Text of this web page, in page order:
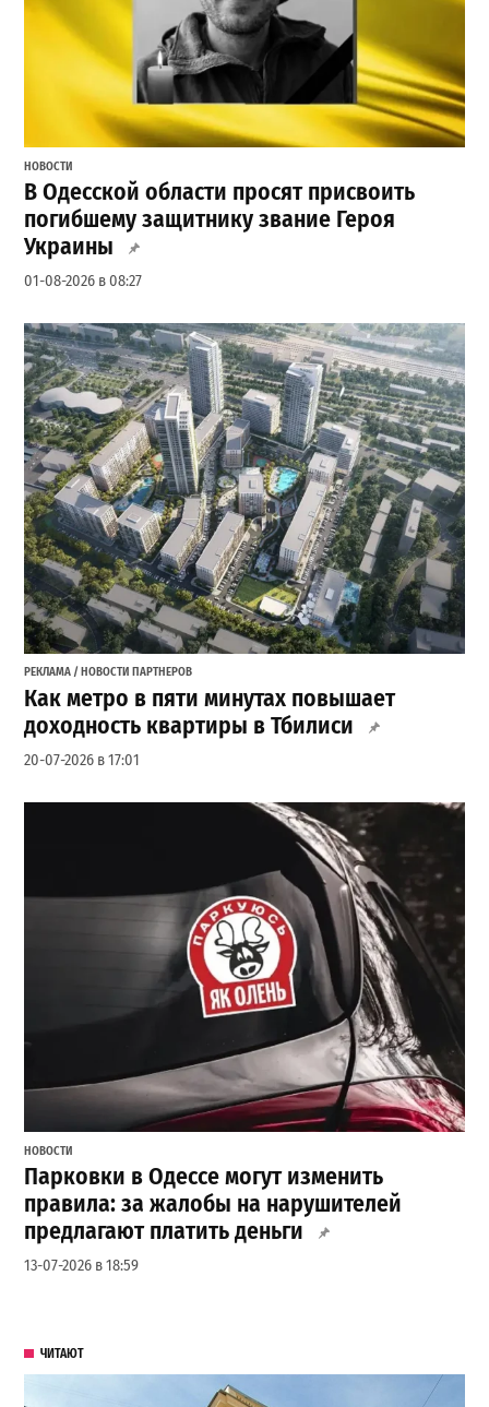
НОВОСТИ
В Одесской области просят присвоить
погибшему защитнику звание Героя
Украины
01-08-2026 в 08:27
РЕКЛАМА / НОВОСТИ ПАРТНЕРОВ
Как метро в пяти минутах повышает
доходность квартиры в Тбилиси
20-07-2026 в 17:01
НОВОСТИ
Парковки в Одессе могут изменить
правила: за жалобы на нарушителей
предлагают платить деньги
13-07-2026 в 18:59
ЧИТАЮТ